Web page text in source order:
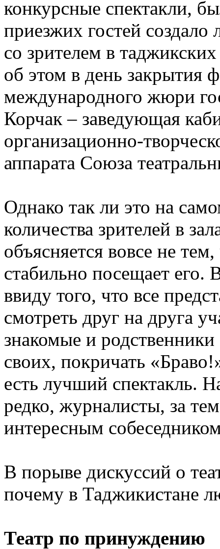
конкурсные спектакли,
приезжих гостей создало
со зрителем в
об этом в день закрытия
международного жюри
Корчак – заведующая
организационно-
аппарата Союза
Однако так ли это на
количества зрителей в
объясняется вовсе не
стабильно посещает его.
ввиду того, что все
смотреть друг на друга
знакомые и
своих, покричать
есть лучший спектакль.
редко, журналисты, за
интересным
В порыве дискуссий о
почему в Таджикистане
Театр по принуждению